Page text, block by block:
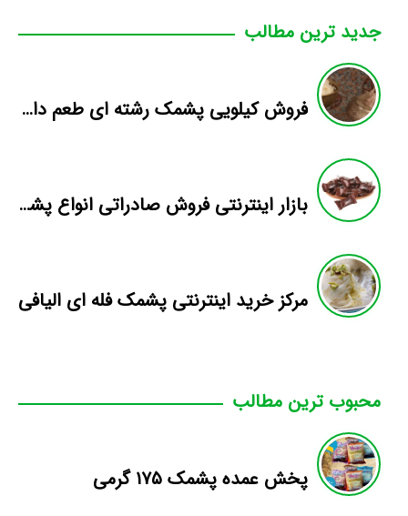
جدید ترین مطالب
فروش کیلویی پشمک رشته ای طعم دار میوه
بازار اینترنتی فروش صادراتی انواع پشمک الیافی/شکلاتی
مرکز خرید اینترنتی پشمک فله ای الیافی
محبوب ترین مطالب
پخش عمده پشمک ۱۷۵ گرمی